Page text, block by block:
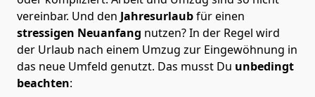
vereinbar. Und den Jahresurlaubfür einen
stressigen Neuanfang nutzen? In der Regel wird
der Urlaub nach einem Umzug zur Eingewöhnung in
das neue Umfeld genutzt. Das musst Du unbedingt
beachten: